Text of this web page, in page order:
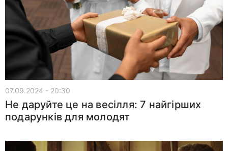
07.09.2024 - 20:30
Не даруйте це на весілля: 7 найгірших
подарунків для молодят